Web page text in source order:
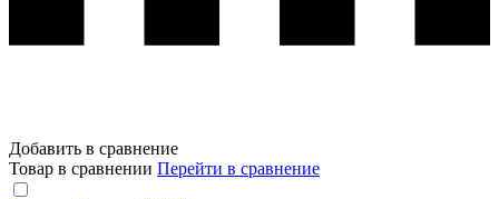
Добавить в сравнение
Товар в сравнении Перейти в сравнение